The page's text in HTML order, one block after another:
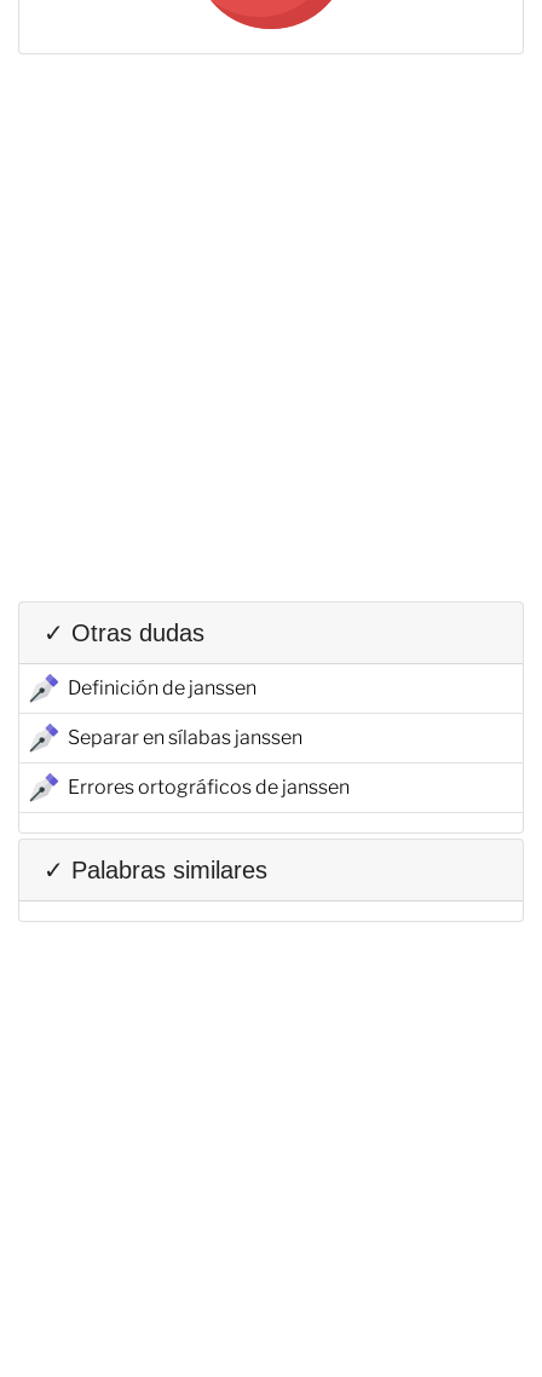
✓ Otras dudas
Definición de janssen
Separar en sílabas janssen
Errores ortográficos de janssen
✓ Palabras similares